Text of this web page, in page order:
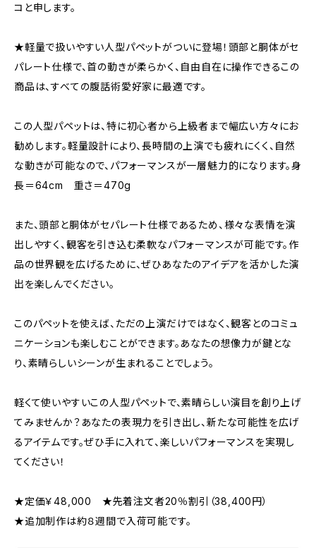
コと申します。
★軽量で扱いやすい人型パペットがついに登場！頭部と胴体がセ
パレート仕様で、首の動きが柔らかく、自由自在に操作できるこの
商品は、すべての腹話術愛好家に最適です。
この人型パペットは、特に初心者から上級者まで幅広い方々にお
勧めします。軽量設計により、長時間の上演でも疲れにくく、自然
な動きが可能なので、パフォーマンスが一層魅力的になります。身
長＝64cm 重さ＝470g
また、頭部と胴体がセパレート仕様であるため、様々な表情を演
出しやすく、観客を引き込む柔軟なパフォーマンスが可能です。作
品の世界観を広げるために、ぜひあなたのアイデアを活かした演
出を楽しんでください。
このパペットを使えば、ただの上演だけではなく、観客とのコミュ
ニケーションも楽しむことができます。あなたの想像力が鍵とな
り、素晴らしいシーンが生まれることでしょう。
軽くて使いやすいこの人型パペットで、素晴らしい演目を創り上げ
てみませんか？あなたの表現力を引き出し、新たな可能性を広げ
るアイテムです。ぜひ手に入れて、楽しいパフォーマンスを実現し
てください！
★定価￥48,000 ★先着注文者20％割引（38,400円）
★追加制作は約８週間で入荷可能です。